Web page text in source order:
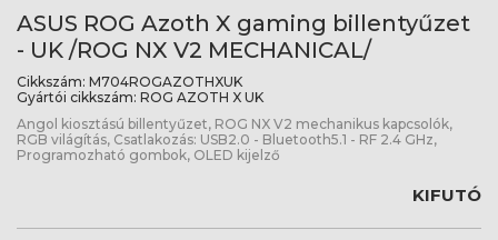
ASUS ROG Azoth X gaming billentyűzet
- UK /ROG NX V2 MECHANICAL/
Cikkszám: M704ROGAZOTHXUK
Gyártói cikkszám: ROG AZOTH X UK
Angol kiosztású billentyűzet, ROG NX V2 mechanikus kapcsolók,
RGB világítás, Csatlakozás: USB2.0 - Bluetooth5.1 - RF 2.4 GHz,
Programozható gombok, OLED kijelző
KIFUTÓ